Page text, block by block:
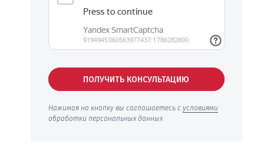
ПОЛУЧИТЬ КОНСУЛЬТАЦИЮ
Нажимая на кнопку вы соглашаетесь с условиями
обработки персональных данных